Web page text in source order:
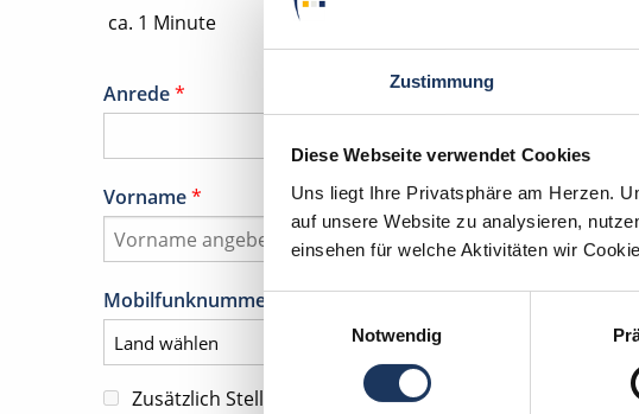
Zustimmung
Diese Webseite verwendet Cookies
Uns liegt Ihre Privatsphäre am Herzen.
auf unsere Website zu analysieren,
einsehen für welche Aktivitäten wir
Einwilligungsauswahl
Notwendig
ca. 1 Minute
Anrede*
Vorname*
Mobilfunknummer für tel. Kontaktanfragen*
Zusätzlich Stellenangebote und Kommunikation per